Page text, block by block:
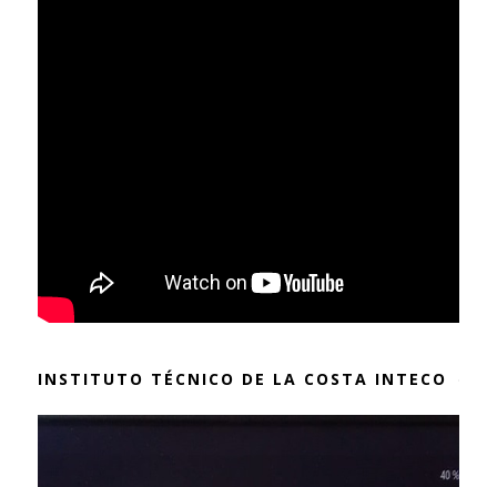
INSTITUTO TÉCNICO DE LA COSTA INTECO